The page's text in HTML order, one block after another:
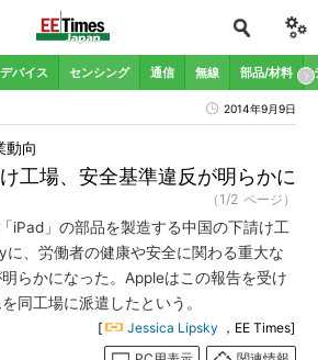
デバイス センシング 通信 無線 部品/材料
2014年9月9日
工場、安全基準違反が明らかに
動向
（1/2 ページ）
iPad」の部品を製造する中国の下請け工
、労働者の健康や安全に関わる重大な
らかになった。Appleはこの報告を受け
同工場に派遣したという。
[ Jessica Lipsky ，EE Times]